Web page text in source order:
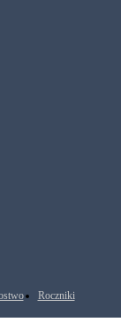
Roczniki